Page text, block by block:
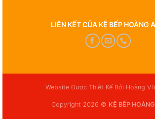
LIÊN KẾT CỦA KỆ BẾP HOÀNG
Website Được Thiết Kế Bởi Hoàng
Copyright 2026 © KỆ BẾP